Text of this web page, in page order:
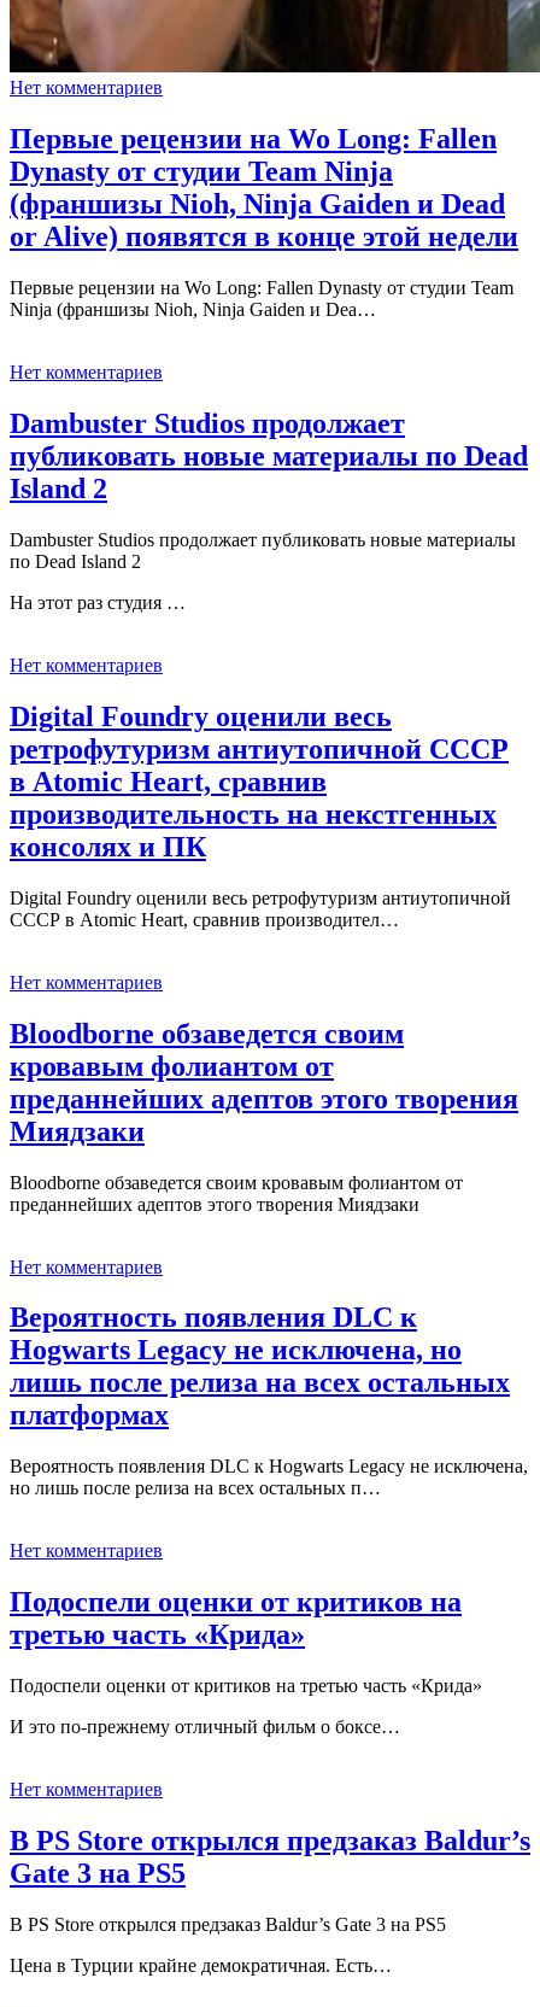
Нет комментариев
Первые рецензии на Wo Long: Fallen
Dynasty от студии Team Ninja
(франшизы Nioh, Ninja Gaiden и Dead
or Alive) появятся в конце этой недели
Первые рецензии на Wo Long: Fallen Dynasty от студии Team
Ninja (франшизы Nioh, Ninja Gaiden и Dea…
Нет комментариев
Dambuster Studios продолжает
публиковать новые материалы по Dead
Island 2
Dambuster Studios продолжает публиковать новые материалы
по Dead Island 2
На этот раз студия …
Нет комментариев
Digital Foundry оценили весь
ретрофутуризм антиутопичной СССР
в Atomic Heart, сравнив
производительность на некстгенных
консолях и ПК
Digital Foundry оценили весь ретрофутуризм антиутопичной
СССР в Atomic Heart, сравнив производител…
Нет комментариев
Bloodborne обзаведется своим
кровавым фолиантом от
преданнейших адептов этого творения
Миядзаки
Bloodborne обзаведется своим кровавым фолиантом от
преданнейших адептов этого творения Миядзаки
Нет комментариев
Вероятность появления DLC к
Hogwarts Legacy не исключена, но
лишь после релиза на всех остальных
платформах
Вероятность появления DLC к Hogwarts Legacy не исключена,
но лишь после релиза на всех остальных п…
Нет комментариев
Подоспели оценки от критиков на
третью часть «Крида»
Подоспели оценки от критиков на третью часть «Крида»
И это по-прежнему отличный фильм о боксе…
Нет комментариев
В PS Store открылся предзаказ Baldur’s
Gate 3 на PS5
В PS Store открылся предзаказ Baldur’s Gate 3 на PS5
Цена в Турции крайне демократичная. Есть…